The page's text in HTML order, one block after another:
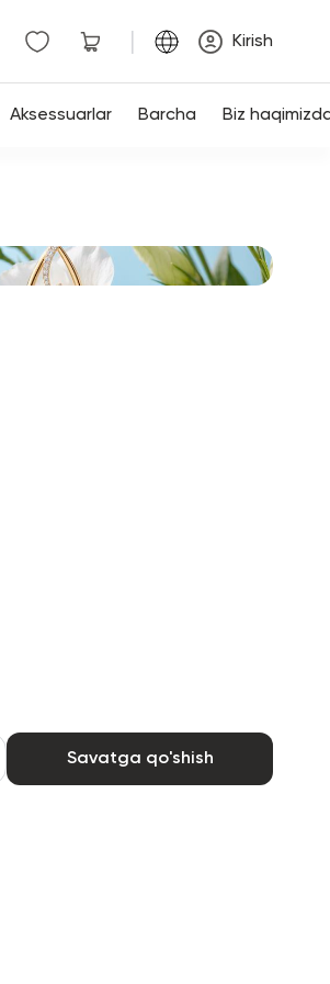
Kirish
Aksessuarlar Barcha Biz
Savatga qo'shish